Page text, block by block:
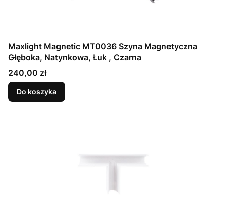
Maxlight Magnetic MT0036 Szyna Magnetyczna
Głęboka, Natynkowa, Łuk , Czarna
Cena
240,00 zł
Do koszyka